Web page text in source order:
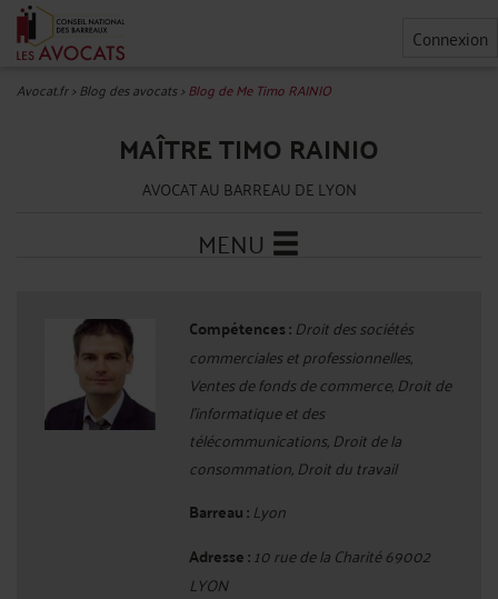
Connexion
Avocat.fr>Blog des avocats>Blog de Me Timo RAINIO
MAÎTRE TIMO RAINIO
AVOCAT AU BARREAU DE LYON
MENU
Compétences : Droit des sociétés
commerciales et professionnelles,
Ventes de fonds de commerce, Droit de
l'informatique et des
télécommunications, Droit de la
consommation, Droit du travail
Barreau : Lyon
Adresse :10 rue de la Charité 69002
LYON